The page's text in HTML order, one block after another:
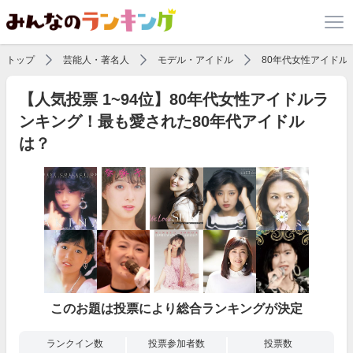
トップ 芸能人・著名人 モデル・アイドル 80年代女性アイドル
【人気投票 1~94位】80年代女性アイドルラ
ンキング！最も愛された80年代アイドル
は？
このお題は投票により総合ランキングが決定
ランクイン数 投票参加者数 投票数